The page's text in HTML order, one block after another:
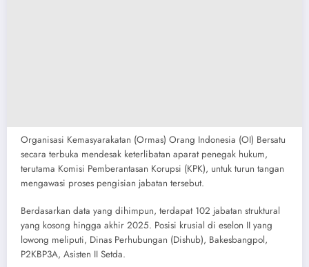
​Organisasi Kemasyarakatan (Ormas) Orang Indonesia (OI) Bersatu
secara terbuka mendesak keterlibatan aparat penegak hukum,
terutama Komisi Pemberantasan Korupsi (KPK), untuk turun tangan
mengawasi proses pengisian jabatan tersebut.
​Berdasarkan data yang dihimpun, terdapat 102 jabatan struktural
yang kosong hingga akhir 2025. Posisi krusial di eselon II yang
lowong meliputi, Dinas Perhubungan (Dishub), Bakesbangpol, ​
P2KBP3A, Asisten II Setda.